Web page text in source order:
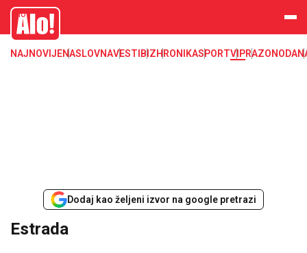
Estrada, poznati, VIP
Alo
NAJNOVIJENASLOVNAVESTI BIZHRONIKASPORTVIPRAZONODA
Dodaj kao željeni izvor na google pretrazi
Estrada